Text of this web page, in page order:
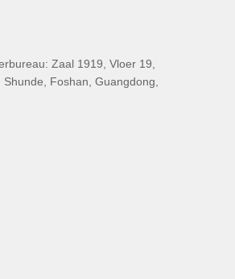
Zaal 1919, Vloer 19,
Foshan, Guangdong,